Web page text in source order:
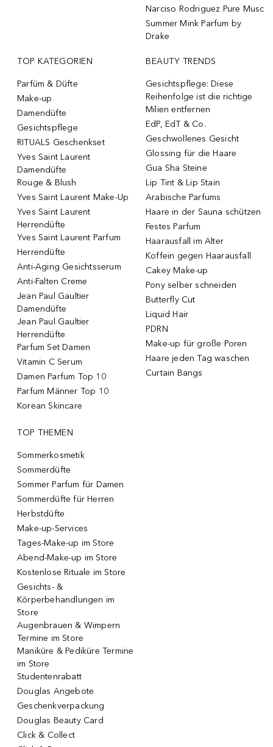
Narciso Rodriguez Pure Musc
Summer Mink Parfum by
Drake
TOP KATEGORIEN
Parfüm & Düfte
Make-up
Damendüfte
Gesichtspflege
RITUALS Geschenkset
Yves Saint Laurent
Damendüfte
Rouge & Blush
Yves Saint Laurent Make-Up
Yves Saint Laurent
Herrendüfte
Yves Saint Laurent Parfum
Herrendüfte
Anti-Aging Gesichtsserum
Anti-Falten Creme
Jean Paul Gaultier
Damendüfte
Jean Paul Gaultier
Herrendüfte
Parfum Set Damen
Vitamin C Serum
Damen Parfum Top 10
Parfum Männer Top 10
Korean Skincare
BEAUTY TRENDS
Gesichtspflege: Diese
Reihenfolge ist die richtige
Milien entfernen
EdP, EdT & Co.
Geschwollenes Gesicht
Glossing für die Haare
Gua Sha Steine
Lip Tint & Lip Stain
Arabische Parfums
Haare in der Sauna schützen
Festes Parfum
Haarausfall im Alter
Koffein gegen Haarausfall
Cakey Make-up
Pony selber schneiden
Butterfly Cut
Liquid Hair
PDRN
Make-up für große Poren
Haare jeden Tag waschen
Curtain Bangs
TOP THEMEN
Sommerkosmetik
Sommerdüfte
Sommer Parfum für Damen
Sommerdüfte für Herren
Herbstdüfte
Make-up-Services
Tages-Make-up im Store
Abend-Make-up im Store
Kostenlose Rituale im Store
Gesichts- &
Körperbehandlungen im
Store
Augenbrauen & Wimpern
Termine im Store
Maniküre & Pediküre Termine
im Store
Studentenrabatt
Douglas Angebote
Geschenkverpackung
Douglas Beauty Card
Click & Collect